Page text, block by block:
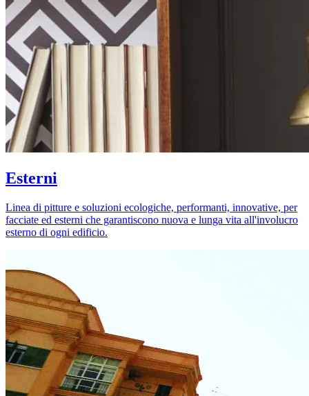
Esterni
Linea di pitture e soluzioni ecologiche, performanti, innovative, per
facciate ed esterni che garantiscono nuova e lunga vita all'involucro
esterno di ogni edificio.